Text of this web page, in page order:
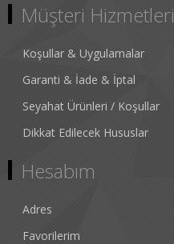
Müşteri Hizmetleri
Koşullar & Uygulamalar
Garanti & İade & İptal
Seyahat Ürünleri / Koşullar
Dikkat Edilecek Hususlar
Hesabım
Adres
Favorilerim